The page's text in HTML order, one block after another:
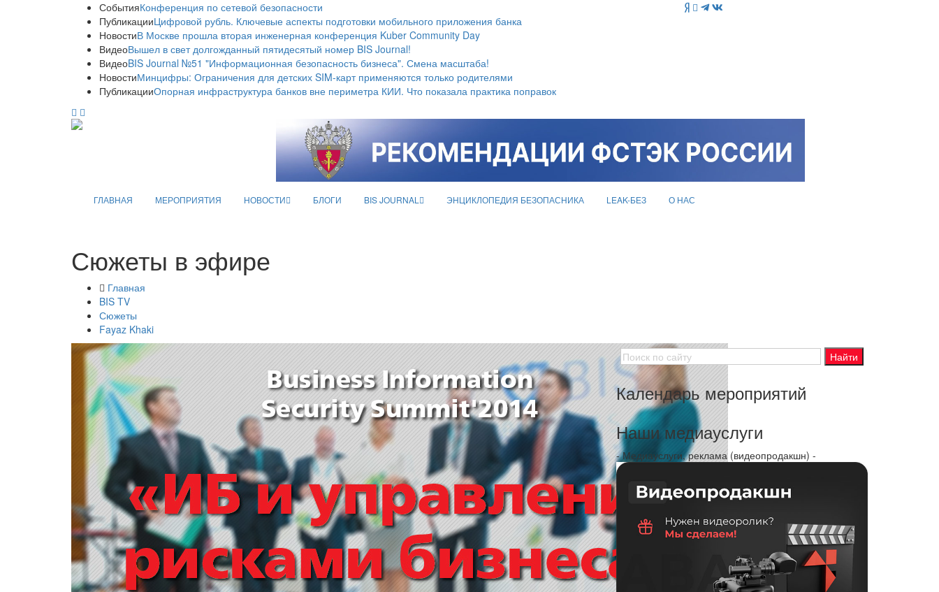
СобытияКонференция по сетевой безопасности
ПубликацииЦифровой рубль. Ключевые аспекты подготовки мобильного приложения банка
НовостиВ Москве прошла вторая инженерная конференция Kuber Community Day
ВидеоВышел в свет долгожданный пятидесятый номер BIS Journal!
ВидеоBIS Journal №51 "Информационная безопасность бизнеса". Смена масштаба!
НовостиМинцифры: Ограничения для детских SIM-карт применяются только родителями
ПубликацииОпорная инфраструктура банков вне периметра КИИ. Что показала практика поправок
ГЛАВНАЯ МЕРОПРИЯТИЯ НОВОСТИ БЛОГИ BIS JOURNAL ЭНЦИКЛОПЕДИЯ БЕЗОПАСНИКА LEAK-БЕЗ О НАС
Сюжеты в эфире
Главная
BIS TV
Сюжеты
Fayaz Khaki
Календарь мероприятий
Наши медиауслуги
- Медиауслуги, реклама (видеопродакшн) -